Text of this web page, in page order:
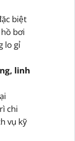
biệt
bơi
lo gỉ
linh
chi
vụ kỹ